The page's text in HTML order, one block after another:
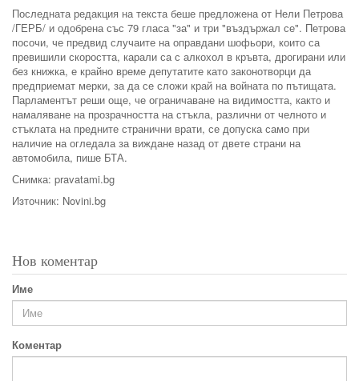
Последната редакция на текста беше предложена от Нели Петрова
/ГЕРБ/ и одобрена със 79 гласа "за" и три "въздържал се". Петрова
посочи, че предвид случаите на оправдани шофьори, които са
превишили скоростта, карали са с алкохол в кръвта, дрогирани или
без книжка, е крайно време депутатите като законотворци да
предприемат мерки, за да се сложи край на войната по пътищата.
Парламентът реши още, че ограничаване на видимостта, както и
намаляване на прозрачността на стъкла, различни от челното и
стъклата на предните странични врати, се допуска само при
наличие на огледала за виждане назад от двете страни на
автомобила, пише БТА.
Снимка: pravatami.bg
Източник: Novini.bg
Нов коментар
Име
Коментар